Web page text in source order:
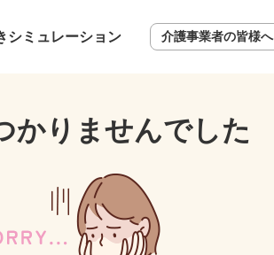
シミュレーション 介護事業者の皆様へ
かりませんでした